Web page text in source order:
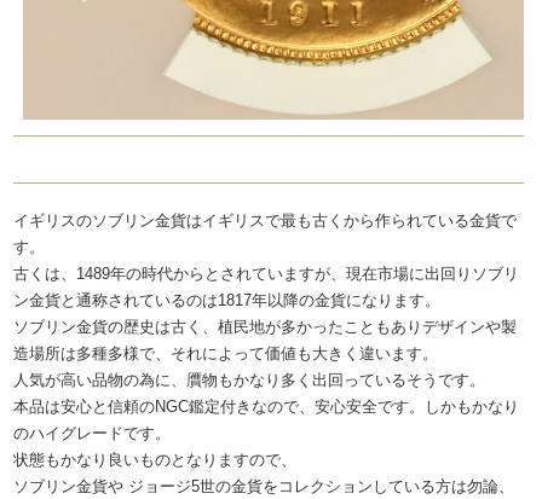
イギリスのソブリン金貨はイギリスで最も古くから作られている金貨で
す。
古くは、1489年の時代からとされていますが、現在市場に出回りソブリ
ン金貨と通称されているのは1817年以降の金貨になります。
ソブリン金貨の歴史は古く、植民地が多かったこともありデザインや製
造場所は多種多様で、それによって価値も大きく違います。
人気が高い品物の為に、贋物もかなり多く出回っているそうです。
本品は安心と信頼のNGC鑑定付きなので、安心安全です。しかもかなり
のハイグレードです。
状態もかなり良いものとなりますので、
ソブリン金貨や ジョージ5世の金貨をコレクションしている方は勿論、